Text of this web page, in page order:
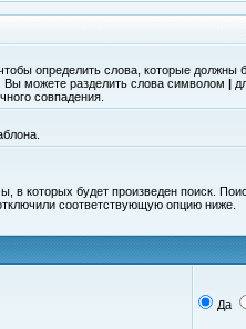
чтобы определить слова, которые должны
Вы можете разделить слова символом |
совпадения.
в которых будет произведен поиск.
соответствующую опцию ниже.
Да